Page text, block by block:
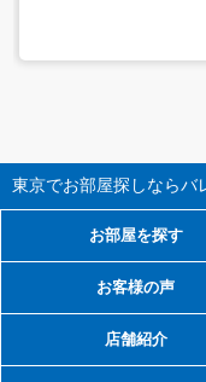
東京でお部屋探しならバ
お部屋を探す
お客様の声
店舗紹介